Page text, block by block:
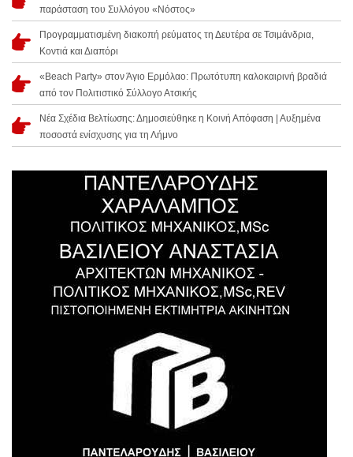
παράσταση του Συλλόγου «Νόστος»
Προγραμματισμένη διακοπή ρεύματος τη Δευτέρα σε Τσιμάνδρια,
Κοντιά και Διαπόρι
«Beach Party» στον Άγιο Ερμόλαο: Πρωτότυπη καλοκαιρινή βραδιά
από τον Πολιτιστικό Σύλλογο Ατσικής
Νέα Σχέδια Βελτίωσης: Δημοσιεύθηκε η Κοινή Απόφαση | Αυξημένα
ποσοστά ενίσχυσης για τη Λήμνο